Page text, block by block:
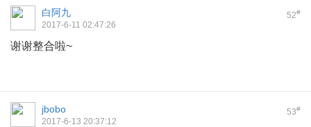
52#
白阿九
2017-6-11 02:47:26
谢谢整合啦~
53#
jbobo
2017-6-13 20:37:12